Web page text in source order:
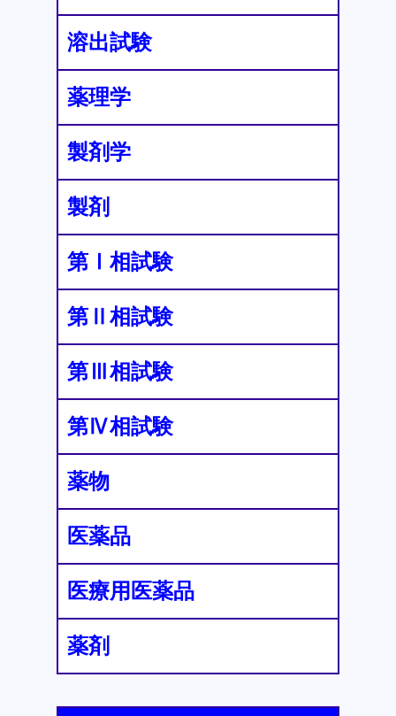
溶出試験
薬理学
製剤学
製剤
第Ⅰ相試験
第Ⅱ相試験
第Ⅲ相試験
第Ⅳ相試験
薬物
医薬品
医療用医薬品
薬剤